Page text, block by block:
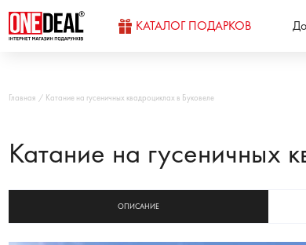
КАТАЛОГ ПОДАРКОВ
Главная Катание на гусеничных квадроциклах в Буковеле
Катание на гусеничных
ОПИСАНИЕ